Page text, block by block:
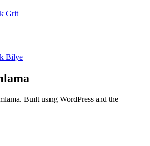
Grit
Bilye
Built using WordPress and the